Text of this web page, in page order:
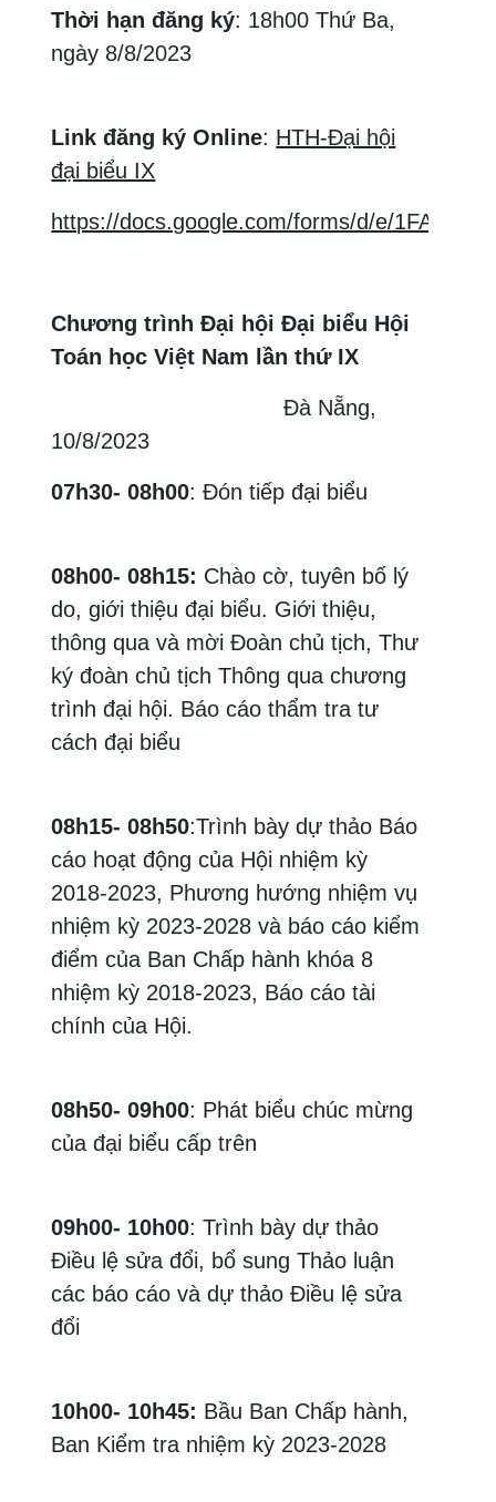
Thời hạn đăng ký: 18h00 Thứ Ba,
ngày 8/8/2023
Link đăng ký Online: HTH-Đại hội
đại biểu IX
https://docs.google.com/forms/d/e/
Chương trình Đại hội Đại biểu Hội
Toán học Việt Nam lần thứ IX
Đà Nẵng,
10/8/2023
07h30- 08h00: Đón tiếp đại biểu
08h00- 08h15: Chào cờ, tuyên bố lý
do, giới thiệu đại biểu. Giới thiệu,
thông qua và mời Đoàn chủ tịch, Thư
ký đoàn chủ tịch Thông qua chương
trình đại hội. Báo cáo thẩm tra tư
cách đại biểu
08h15- 08h50:Trình bày dự thảo Báo
cáo hoạt động của Hội nhiệm kỳ
2018-2023, Phương hướng nhiệm vụ
nhiệm kỳ 2023-2028 và báo cáo kiểm
điểm của Ban Chấp hành khóa 8
nhiệm kỳ 2018-2023, Báo cáo tài
chính của Hội.
08h50- 09h00: Phát biểu chúc mừng
của đại biểu cấp trên
09h00- 10h00: Trình bày dự thảo
Điều lệ sửa đổi, bổ sung Thảo luận
các báo cáo và dự thảo Điều lệ sửa
đổi
10h00- 10h45: Bầu Ban Chấp hành,
Ban Kiểm tra nhiệm kỳ 2023-2028